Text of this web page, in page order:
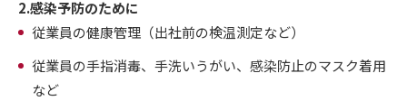
2.感染予防のために
従業員の健康管理（出社前の検温測定など）
従業員の手指消毒、手洗いうがい、感染防止のマスク着用
など